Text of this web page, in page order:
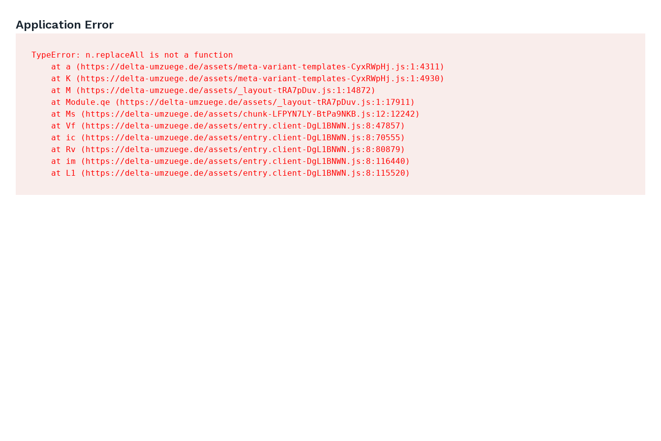
Application Error
TypeError: n.replaceAll is not a function
    at a (https://delta-umzuege.de/assets/meta-variant-templates-CyxRWpHj.js:1:4311)
    at K (https://delta-umzuege.de/assets/meta-variant-templates-CyxRWpHj.js:1:4930)
    at M (https://delta-umzuege.de/assets/_layout-tRA7pDuv.js:1:14872)
    at Module.qe (https://delta-umzuege.de/assets/_layout-tRA7pDuv.js:1:17911)
    at Ms (https://delta-umzuege.de/assets/chunk-LFPYN7LY-BtPa9NKB.js:12:12242)
    at Vf (https://delta-umzuege.de/assets/entry.client-DgL1BNWN.js:8:47857)
    at ic (https://delta-umzuege.de/assets/entry.client-DgL1BNWN.js:8:70555)
    at Rv (https://delta-umzuege.de/assets/entry.client-DgL1BNWN.js:8:80879)
    at im (https://delta-umzuege.de/assets/entry.client-DgL1BNWN.js:8:116440)
    at L1 (https://delta-umzuege.de/assets/entry.client-DgL1BNWN.js:8:115520)